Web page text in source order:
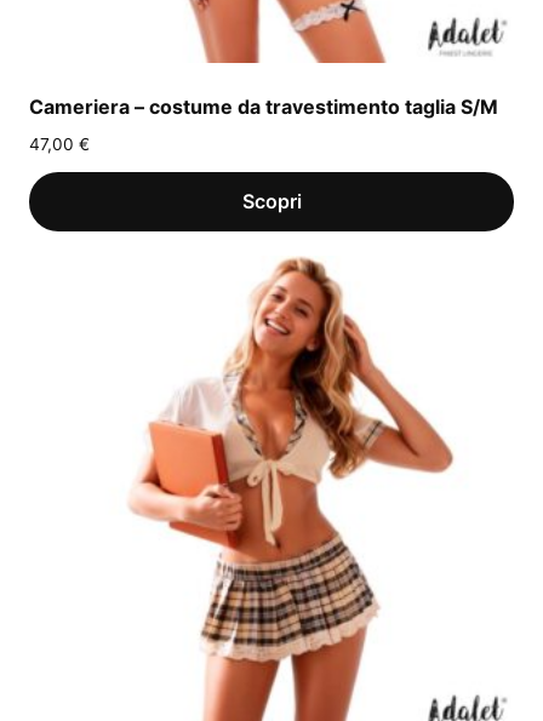
Cameriera – costume da travestimento taglia S/M
47,00 €